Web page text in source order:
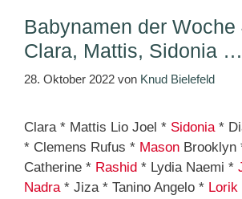
Babynamen der Woche
Clara, Mattis, Sidonia …
28. Oktober 2022 von Knud Bielefeld
Clara * Mattis Lio Joel * Sidonia*
* Clemens Rufus * Mason Brooklyn
Catherine * Rashid * Lydia Naemi *
Nadra* Jiza * Tanino Angelo * Lorik